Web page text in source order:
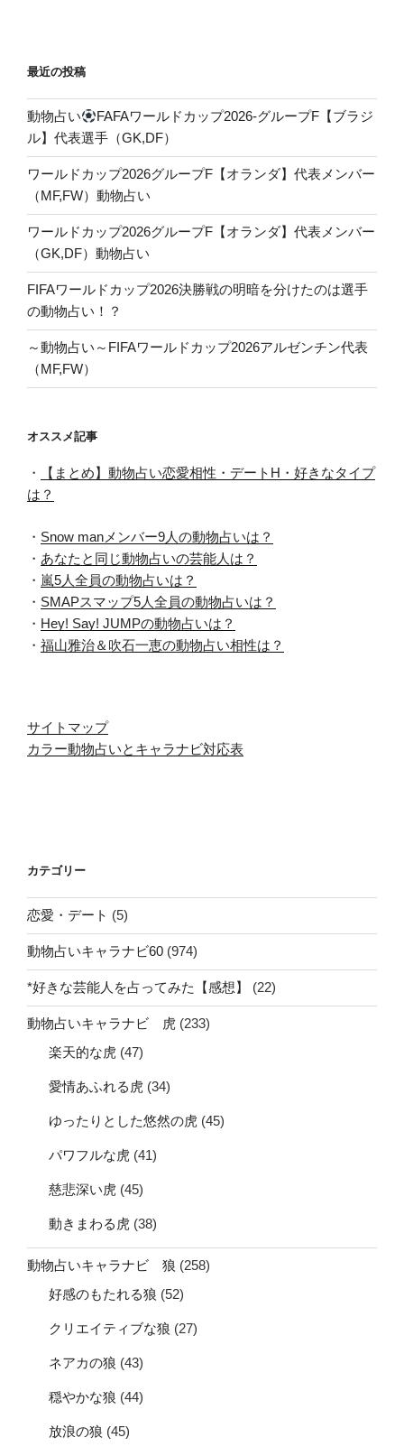
最近の投稿
動物占い
FAFAワールドカップ2026-グループF【ブラジ
ル】代表選手（GK,DF）
ワールドカップ2026グループF【オランダ】代表メンバー
（MF,FW）動物占い
ワールドカップ2026グループF【オランダ】代表メンバー
（GK,DF）動物占い
FIFAワールドカップ2026決勝戦の明暗を分けたのは選手
の動物占い！？
～動物占い～FIFAワールドカップ2026アルゼンチン代表
（MF,FW）
オススメ記事
・
【まとめ】動物占い恋愛相性・デートH・好きなタイプ
は？
・ Snow manメンバー9人の動物占いは？
・ あなたと同じ動物占いの芸能人は？
・ 嵐5人全員の動物占いは？
・ SMAPスマップ5人全員の動物占いは？
・ Hey! Say! JUMPの動物占いは？
・ 福山雅治＆吹石一恵の動物占い相性は？
サイトマップ
カラー動物占いとキャラナビ対応表
カテゴリー
恋愛・デート (5)
動物占いキャラナビ60 (974)
*好きな芸能人を占ってみた【感想】 (22)
動物占いキャラナビ 虎 (233)
楽天的な虎 (47)
愛情あふれる虎 (34)
ゆったりとした悠然の虎 (45)
パワフルな虎 (41)
慈悲深い虎 (45)
動きまわる虎 (38)
動物占いキャラナビ 狼 (258)
好感のもたれる狼 (52)
クリエイティブな狼 (27)
ネアカの狼 (43)
穏やかな狼 (44)
放浪の狼 (45)